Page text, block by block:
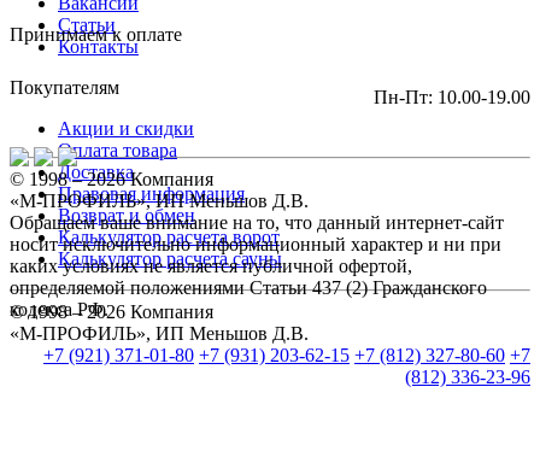
Статьи
Контакты
Покупателям
Акции и скидки
Оплата товара
Доставка
Правовая информация
Возврат и обмен
Калькулятор расчета ворот
Калькулятор расчета сауны
© 1998 – 2026 Компания
«М-ПРОФИЛЬ», ИП Меньшов Д.В.
+7 (921) 371-01-80 +7 (931) 203-62-15 +7 (812) 327-80-60 +7
(812) 336-23-96
Принимаем к оплате
Пн-Пт: 10.00-19.00
© 1998 – 2026 Компания
«М-ПРОФИЛЬ», ИП Меньшов Д.В.
Обращаем ваше внимание на то, что данный интернет-сайт
носит исключительно информационный характер и ни при
каких условиях не является публичной офертой,
определяемой положениями Статьи 437 (2) Гражданского
кодекса РФ.